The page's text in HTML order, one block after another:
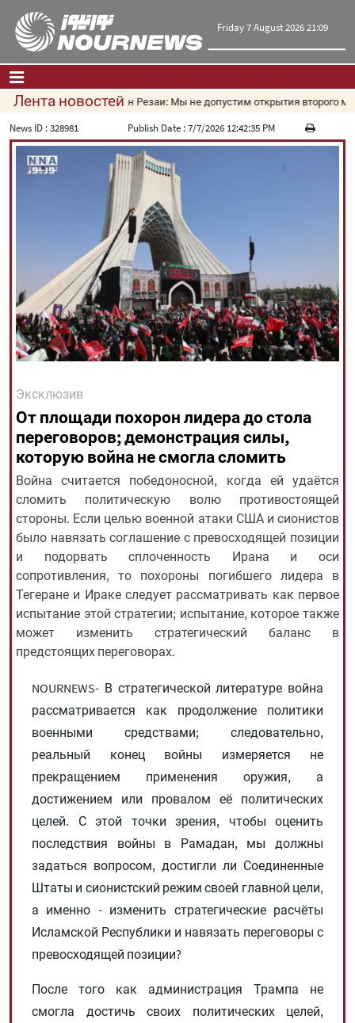
Friday 7 August 2026 21:09
Главная|Контакты|О нас
Новости
Культура и общество
Мультимедиа
|فارسی| English|العربیه|
|עברית|русский|中文|
All rights reserved for NourNews
Copyright © 2021 www.nournews.ir
Лента новостейМохсен Резаи: Мы не допустим открытия второго
News ID :328981 Publish Date :7/7/2026 12:42:35 PM
Эксклюзив
От площади похорон лидера до стола
переговоров; демонстрация силы,
которую война не смогла сломить
Война считается победоносной, когда ей удаётся
сломить политическую волю противостоящей
стороны. Если целью военной атаки США и сионистов
было навязать соглашение с превосходящей позиции
и подорвать сплоченность Ирана и оси
сопротивления, то похороны погибшего лидера в
Тегеране и Ираке следует рассматривать как первое
испытание этой стратегии; испытание, которое также
может изменить стратегический баланс в
предстоящих переговорах.
NOURNEWS- В стратегической литературе война
рассматривается как продолжение политики
военными средствами; следовательно,
реальный конец войны измеряется не
прекращением применения оружия, а
достижением или провалом её политических
целей. С этой точки зрения, чтобы оценить
последствия войны в Рамадан, мы должны
задаться вопросом, достигли ли Соединенные
Штаты и сионистский режим своей главной цели,
а именно - изменить стратегические расчёты
Исламской Республики и навязать переговоры с
превосходящей позиции?
После того как администрация Трампа не
смогла достичь своих политических целей,